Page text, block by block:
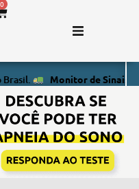
0
Monitor de Sinais Vitais